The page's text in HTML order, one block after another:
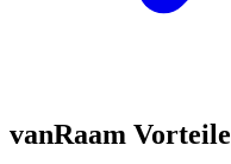
vanRaam Vorteile